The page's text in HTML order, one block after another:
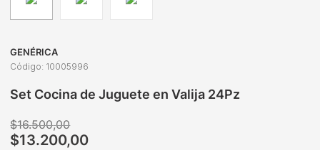
GENÉRICA
Código: 10005996
Set Cocina de Juguete en Valija 24Pz
$16.500,00
$13.200,00